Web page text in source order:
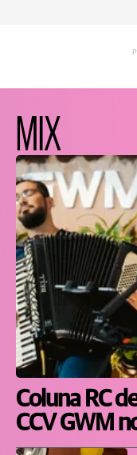
MIX
Coluna RC
CCV GWM